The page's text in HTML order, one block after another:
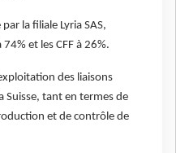
la filiale Lyria SAS,
et les CFF à 26%.
des liaisons
Suisse, tant en termes de
et de contrôle de